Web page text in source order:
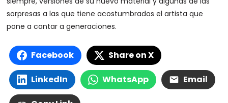
sorpresas a las que tiene acostumbrados el artista que
pone a cantar a generaciones.
Facebook Share on X
LinkedIn WhatsApp Email